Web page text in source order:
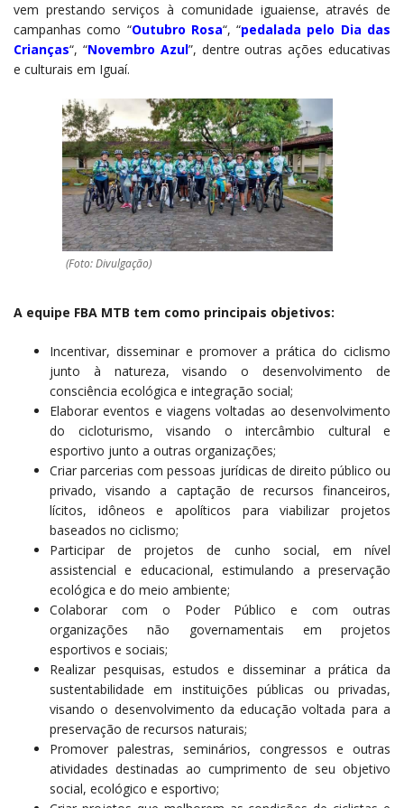
vem prestando serviços à comunidade iguaiense, através de
campanhas como “Outubro Rosa“, “pedalada pelo Dia das
Crianças“, “Novembro Azul”, dentre outras ações educativas
e culturais em Iguaí.
(Foto: Divulgação)
A equipe FBA MTB tem como principais objetivos:
Incentivar, disseminar e promover a prática do ciclismo
junto à natureza, visando o desenvolvimento de
consciência ecológica e integração social;
Elaborar eventos e viagens voltadas ao desenvolvimento
do cicloturismo, visando o intercâmbio cultural e
esportivo junto a outras organizações;
Criar parcerias com pessoas jurídicas de direito público ou
privado, visando a captação de recursos financeiros,
lícitos, idôneos e apolíticos para viabilizar projetos
baseados no ciclismo;
Participar de projetos de cunho social, em nível
assistencial e educacional, estimulando a preservação
ecológica e do meio ambiente;
Colaborar com o Poder Público e com outras
organizações não governamentais em projetos
esportivos e sociais;
Realizar pesquisas, estudos e disseminar a prática da
sustentabilidade em instituições públicas ou privadas,
visando o desenvolvimento da educação voltada para a
preservação de recursos naturais;
Promover palestras, seminários, congressos e outras
atividades destinadas ao cumprimento de seu objetivo
social, ecológico e esportivo;